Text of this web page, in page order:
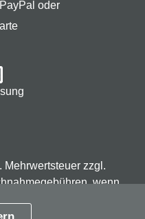
PayPal oder
Mehrwertsteuer zzgl.
wenn